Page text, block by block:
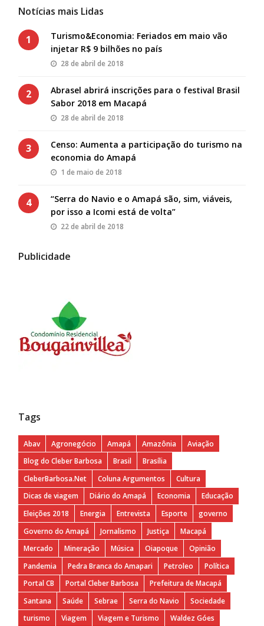
Notícias mais Lidas
1
Turismo&Economia: Feriados em maio vão
injetar R$ 9 bilhões no país
28 de abril de 2018
2
Abrasel abrirá inscrições para o festival Brasil
Sabor 2018 em Macapá
28 de abril de 2018
3
Censo: Aumenta a participação do turismo na
economia do Amapá
1 de maio de 2018
4
“Serra do Navio e o Amapá são, sim, viáveis,
por isso a Icomi está de volta”
22 de abril de 2018
Publicidade
Tags
Abav Agronegócio Amapá Amazônia
Aviação
Blog do Cleber Barbosa
Brasil
Brasília
CleberBarbosa.Net
Coluna Argumentos
Cultura
Dicas de viagem
Diário do Amapá Economia
Educação
Eleições 2018
Energia Entrevista Esporte
governo
Governo do Amapá
Jornalismo Justiça
Macapá
Mercado
Mineração Música Oiapoque
Opinião
Pandemia
Pedra Branca do Amapari Petroleo
Política
Portal CB
Portal Cleber Barbosa
Prefeitura de Macapá
Santana
Saúde Sebrae Serra do Navio
Sociedade
turismo
Viagem Viagem e Turismo Waldez Góes